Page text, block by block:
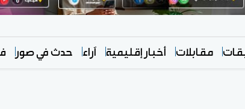
مقابلات أخبار إقليمية آراء حدث في صور